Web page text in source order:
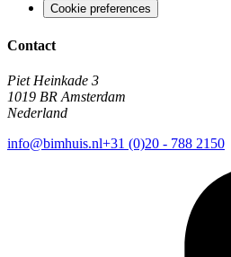
Cookie preferences
Contact
Piet Heinkade 3
1019 BR Amsterdam
Nederland
info@bimhuis.nl+31 (0)20 - 788 2150